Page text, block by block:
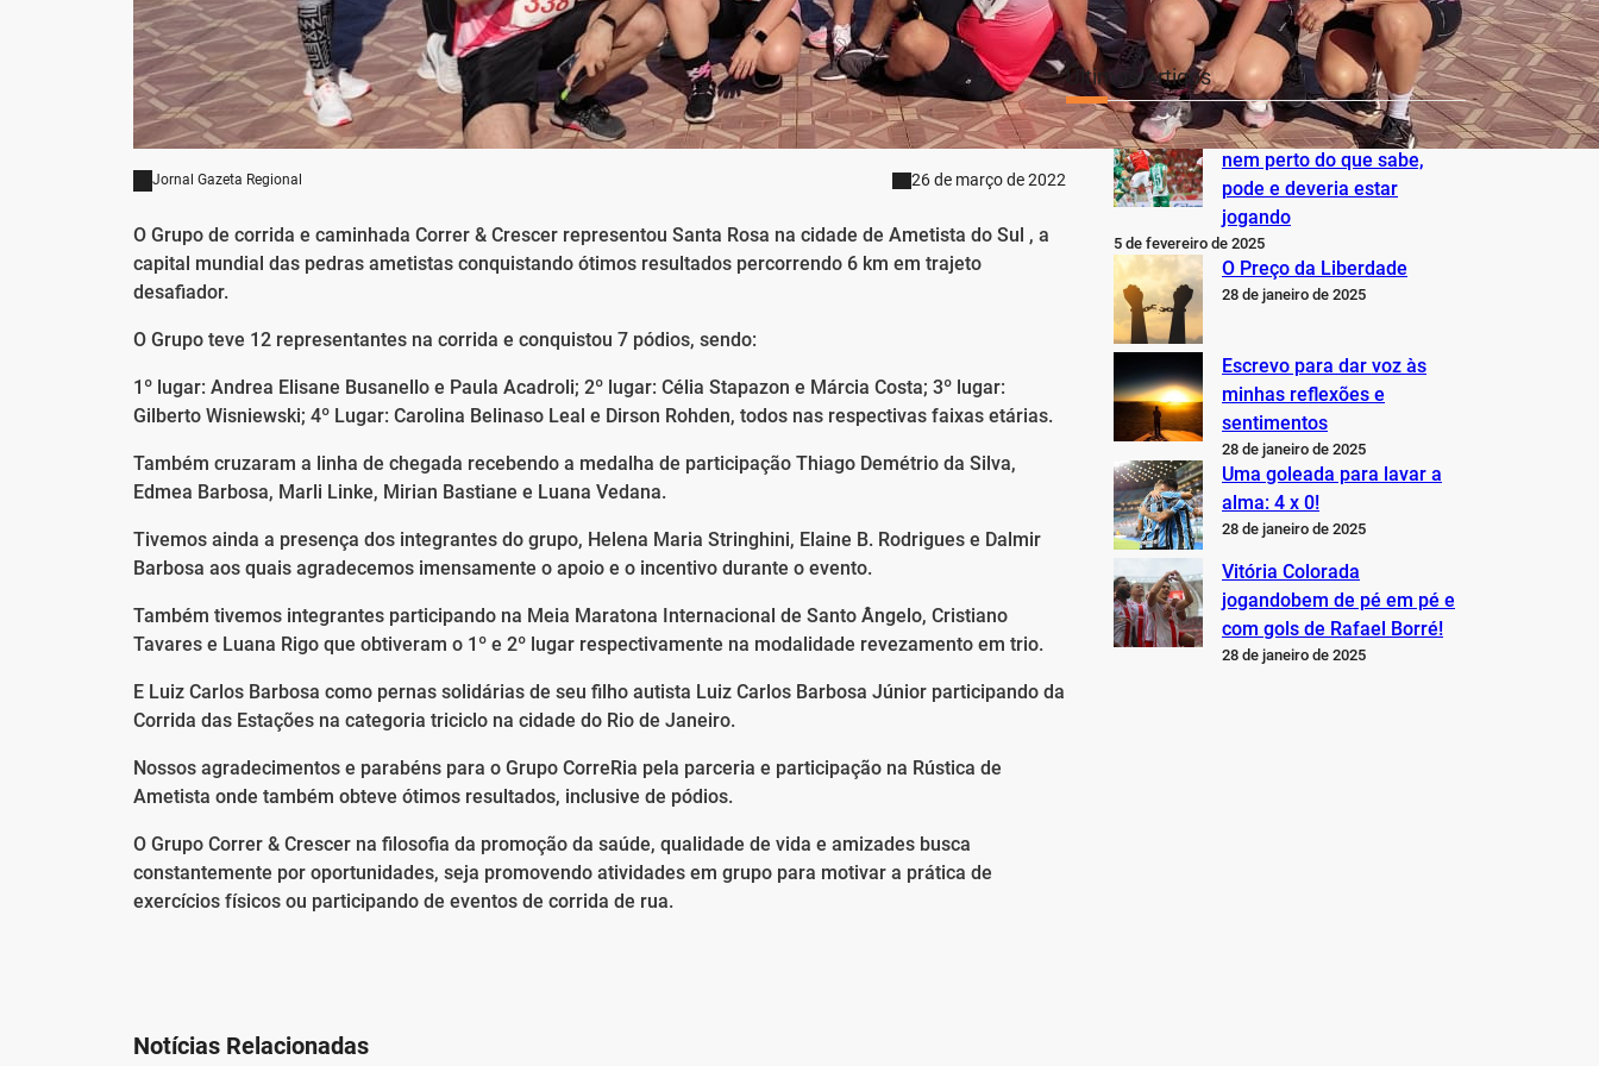
Jornal Gazeta Regional 26 de março de 2022
O Grupo de corrida e caminhada Correr & Crescer representou Santa Rosa na cidade de Ametista do Sul , a
capital mundial das pedras ametistas conquistando ótimos resultados percorrendo 6 km em trajeto
desafiador.
O Grupo teve 12 representantes na corrida e conquistou 7 pódios, sendo:
1º lugar: Andrea Elisane Busanello e Paula Acadroli; 2º lugar: Célia Stapazon e Márcia Costa; 3º lugar:
Gilberto Wisniewski; 4º Lugar: Carolina Belinaso Leal e Dirson Rohden, todos nas respectivas faixas etárias.
Também cruzaram a linha de chegada recebendo a medalha de participação Thiago Demétrio da Silva,
Edmea Barbosa, Marli Linke, Mirian Bastiane e Luana Vedana.
Tivemos ainda a presença dos integrantes do grupo, Helena Maria Stringhini, Elaine B. Rodrigues e Dalmir
Barbosa aos quais agradecemos imensamente o apoio e o incentivo durante o evento.
Também tivemos integrantes participando na Meia Maratona Internacional de Santo Ângelo, Cristiano
Tavares e Luana Rigo que obtiveram o 1º e 2º lugar respectivamente na modalidade revezamento em trio.
E Luiz Carlos Barbosa como pernas solidárias de seu filho autista Luiz Carlos Barbosa Júnior participando da
Corrida das Estações na categoria triciclo na cidade do Rio de Janeiro.
Nossos agradecimentos e parabéns para o Grupo CorreRia pela parceria e participação na Rústica de
Ametista onde também obteve ótimos resultados, inclusive de pódios.
O Grupo Correr & Crescer na filosofia da promoção da saúde, qualidade de vida e amizades busca
constantemente por oportunidades, seja promovendo atividades em grupo para motivar a prática de
exercícios físicos ou participando de eventos de corrida de rua.
Últimos Artigos
O Inter não está jogando
nem perto do que sabe,
pode e deveria estar
jogando
5 de fevereiro de 2025
O Preço da Liberdade
28 de janeiro de 2025
Escrevo para dar voz às
minhas reflexões e
sentimentos
28 de janeiro de 2025
Uma goleada para lavar a
alma: 4 x 0!
28 de janeiro de 2025
Vitória Colorada
jogandobem de pé em pé e
com gols de Rafael Borré!
28 de janeiro de 2025
Notícias Relacionadas